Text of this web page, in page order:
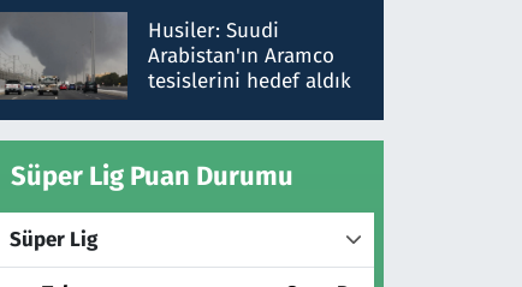
talimat verdi, ben
gönderdim
Husiler: Suudi
Arabistan'ın Aramco
tesislerini hedef aldık
Süper Lig Puan Durumu
Süper Lig